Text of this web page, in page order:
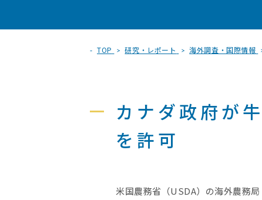
TOP 研究・レポート 海外調査・国際情報
カナダ政府が
を許可
米国農務省（USDA）の海外農務